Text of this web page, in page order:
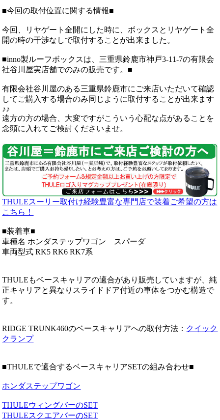
■今回の取付位置に関する情報■
今回、リヤゲート全開にした時に、ボックスとリヤゲート全
開の時の干渉なしで取付することが出来ました。
■inno製ルーフボックスは、三重県鈴鹿市神戸3-11-7の有限会
社谷川屋実店舗でのみの販売です。■
有限会社谷川屋のある三重県鈴鹿市にご来店いただいて確認
してご購入する場合のみ同じように取付することが出来ます
♪♪
遠方の方の場合、大変ですがこういう心配な点があることを
念頭に入れてご検討くださいませ。
THULEスーリー取付け経験豊富な専門店で装着ご希望の方は
こちら！
■装着車■
車種名 ホンダステップワゴン スパーダ
車両型式 RK5 RK6 RK7系
THULEもベースキャリアの適合があり販売していますが、純
正キャリアと異なりスライドドア付近の車体をつかむ構造で
す。
RIDGE TRUNK460のベースキャリアへの取付方法： クイック
クランプ
■THULEで適合するベースキャリアSETの組み合わせ■
ホンダステップワゴン
THULEウィングバーのSET
THULEスクエアバーのSET